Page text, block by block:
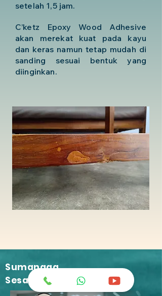
setelah 1,5 jam.
C’ketz Epoxy Wood Adhesive
akan merekat kuat pada kayu
dan keras namun tetap mudah di
sanding sesuai bentuk yang
diinginkan.
Sumangga
Sesambungan